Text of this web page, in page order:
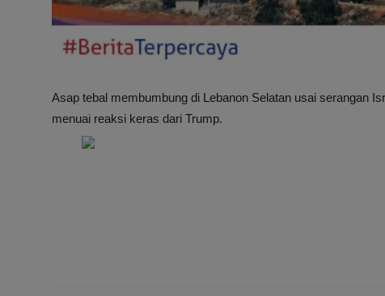
Asap tebal membumbung di Lebanon Selatan usai serangan
menuai reaksi keras dari Trump.